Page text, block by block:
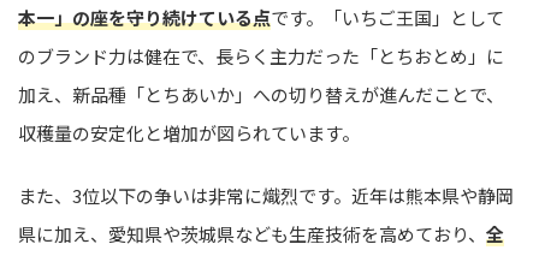
本一」の座を守り続けている点です。「いちご王国」として
のブランド力は健在で、長らく主力だった「とちおとめ」に
加え、新品種「とちあいか」への切り替えが進んだことで、
収穫量の安定化と増加が図られています。
また、3位以下の争いは非常に熾烈です。近年は熊本県や静岡
県に加え、愛知県や茨城県なども生産技術を高めており、 全